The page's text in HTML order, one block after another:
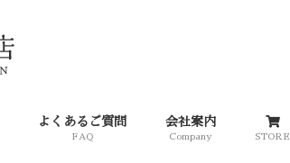
よくあるご質問
FAQ
会社案内
Company STORE